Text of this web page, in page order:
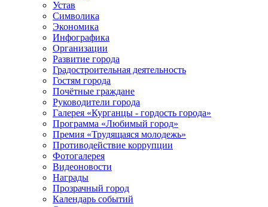
Устав
Символика
Экономика
Инфографика
Организации
Развитие города
Градостроительная деятельность
Гостям города
Почётные граждане
Руководители города
Галерея «Курганцы - гордость города»
Программа «Любимый город»
Премия «Трудящаяся молодежь»
Противодействие коррупции
Фотогалерея
Видеоновости
Награды
Прозрачный город
Календарь событий